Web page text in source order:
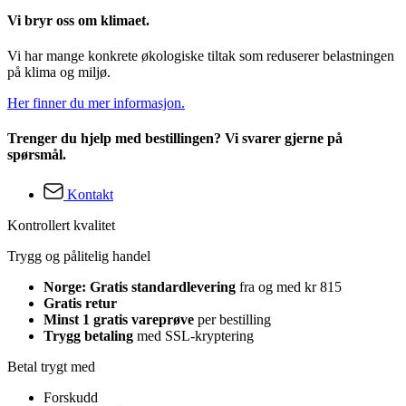
Vi bryr oss om klimaet.
Vi har mange konkrete økologiske tiltak som reduserer belastningen
på klima og miljø.
Her finner du mer informasjon.
Trenger du hjelp med bestillingen? Vi svarer gjerne på
spørsmål.
Kontakt
Kontrollert kvalitet
Trygg og pålitelig handel
Norge: Gratis standardlevering fra og med kr 815
Gratis retur
Minst 1 gratis vareprøve per bestilling
Trygg betaling med SSL-kryptering
Betal trygt med
Forskudd